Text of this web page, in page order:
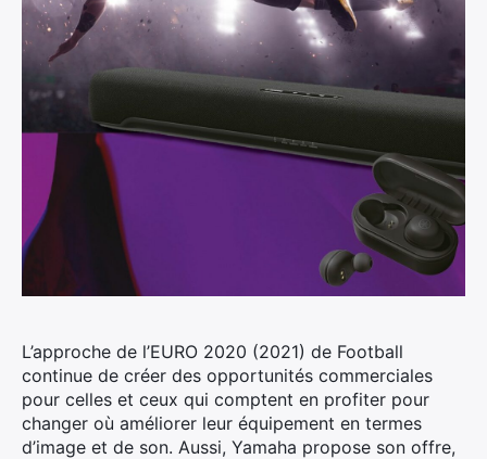
L’approche de l’EURO 2020 (2021) de Football
continue de créer des opportunités commerciales
pour celles et ceux qui comptent en profiter pour
changer où améliorer leur équipement en termes
d’image et de son. Aussi, Yamaha propose son offre,